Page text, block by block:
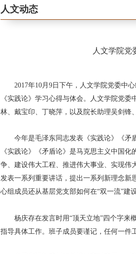
人文动态
人文学院党
2017年10月9日下午，人文学院党委中
《实践论》学习心得与体会。人文学院党
林、戴宝印、丁晓萍，以及院长助理吴剑锋
今年是毛泽东同志发表《实践论》《矛
《实践论》《矛盾论》是马克思主义中国
争、建设伟大工程、推进伟大事业、实现伟
发表一系列重要讲话，提出一系列新理念新
心组成员还从基层党支部如何在“双一流”建
杨庆存在发言时用“顶天立地”四个字来
指导具体工作。班子成员要谨记，任何一件